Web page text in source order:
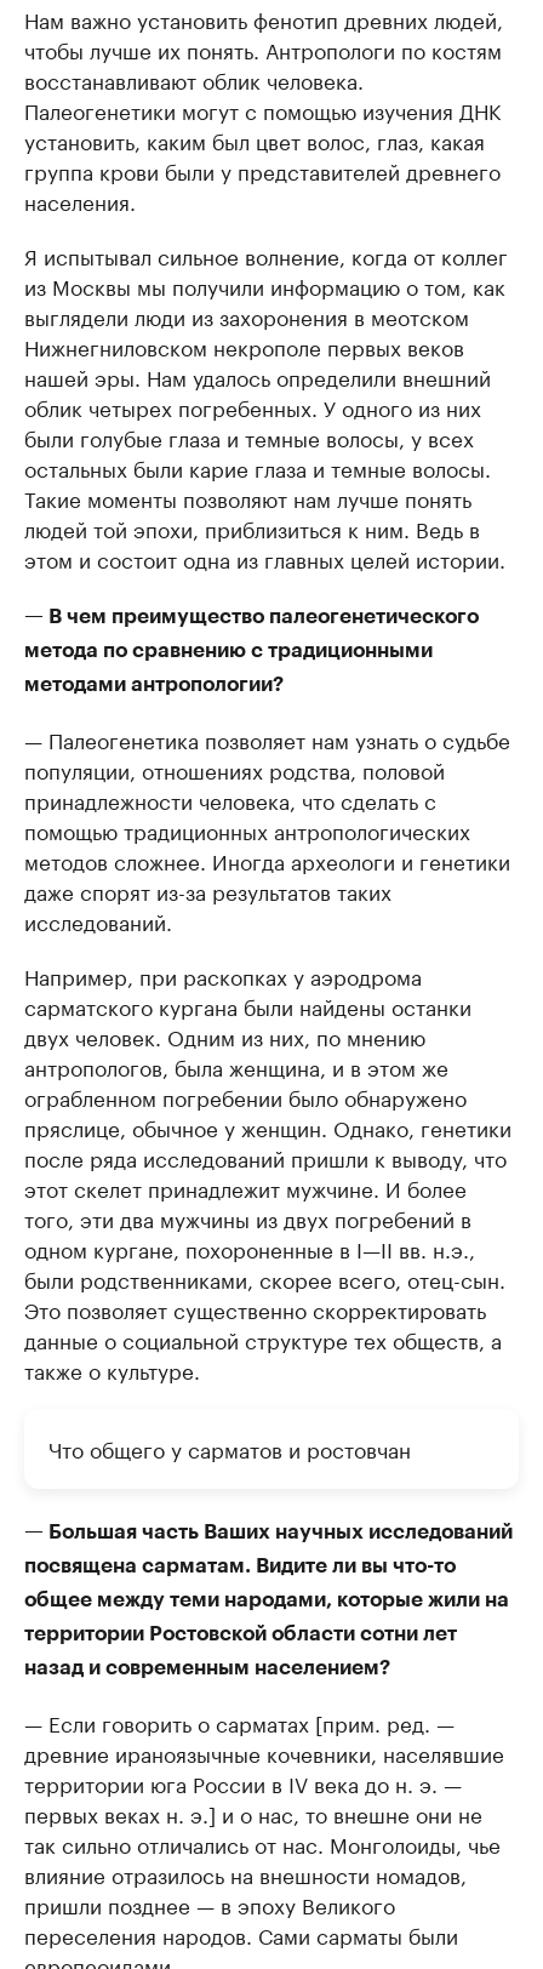
Нам важно установить фенотип древних людей,
чтобы лучше их понять. Антропологи по костям
восстанавливают облик человека.
Палеогенетики могут с помощью изучения ДНК
установить, каким был цвет волос, глаз, какая
группа крови были у представителей древнего
населения.
Я испытывал сильное волнение, когда от коллег
из Москвы мы получили информацию о том, как
выглядели люди из захоронения в меотском
Нижнегниловском некрополе первых веков
нашей эры. Нам удалось определили внешний
облик четырех погребенных. У одного из них
были голубые глаза и темные волосы, у всех
остальных были карие глаза и темные волосы.
Такие моменты позволяют нам лучше понять
людей той эпохи, приблизиться к ним. Ведь в
этом и состоит одна из главных целей истории.
— В чем преимущество палеогенетического
метода по сравнению с традиционными
методами антропологии?
— Палеогенетика позволяет нам узнать о судьбе
популяции, отношениях родства, половой
принадлежности человека, что сделать с
помощью традиционных антропологических
методов сложнее. Иногда археологи и генетики
даже спорят из-за результатов таких
исследований.
Например, при раскопках у аэродрома
сарматского кургана были найдены останки
двух человек. Одним из них, по мнению
антропологов, была женщина, и в этом же
ограбленном погребении было обнаружено
пряслице, обычное у женщин. Однако, генетики
после ряда исследований пришли к выводу, что
этот скелет принадлежит мужчине. И более
того, эти два мужчины из двух погребений в
одном кургане, похороненные в I—II вв. н.э.,
были родственниками, скорее всего, отец-сын.
Это позволяет существенно скорректировать
данные о социальной структуре тех обществ, а
также о культуре.
Что общего у сарматов и ростовчан
— Большая часть Ваших научных исследований
посвящена сарматам. Видите ли вы что-то
общее между теми народами, которые жили на
территории Ростовской области сотни лет
назад и современным населением?
— Если говорить о сарматах [прим. ред. —
древние ираноязычные кочевники, населявшие
территории юга России в IV века до н. э. —
первых веках н. э.] и о нас, то внешне они не
так сильно отличались от нас. Монголоиды, чье
влияние отразилось на внешности номадов,
пришли позднее — в эпоху Великого
переселения народов. Сами сарматы были